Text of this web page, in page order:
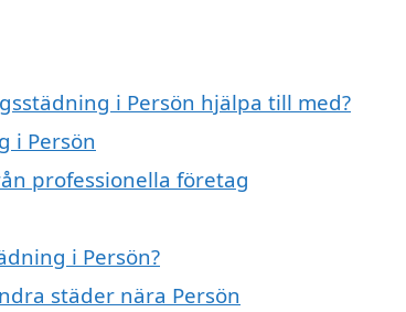
i Persön hjälpa till med?
i Persön
professionella företag
i Persön?
städer nära Persön